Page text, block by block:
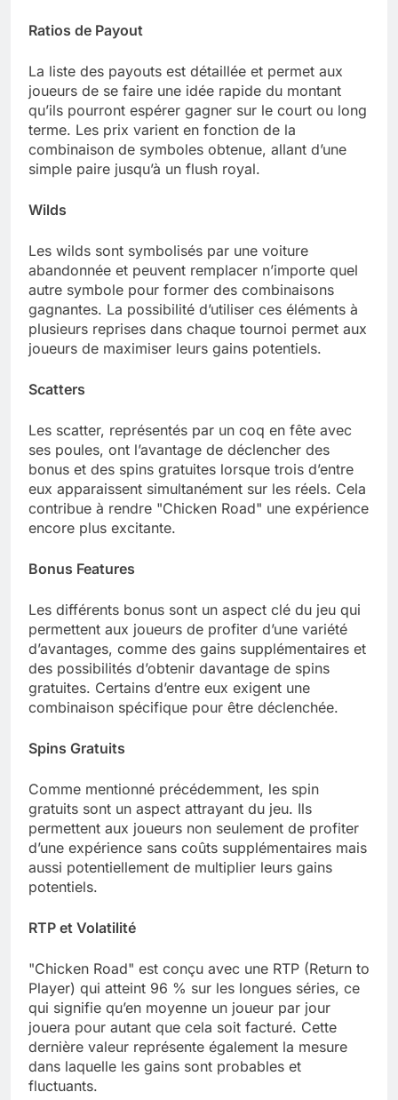
Ratios de Payout
La liste des payouts est détaillée et permet aux
joueurs de se faire une idée rapide du montant
qu’ils pourront espérer gagner sur le court ou long
terme. Les prix varient en fonction de la
combinaison de symboles obtenue, allant d’une
simple paire jusqu’à un flush royal.
Wilds
Les wilds sont symbolisés par une voiture
abandonnée et peuvent remplacer n’importe quel
autre symbole pour former des combinaisons
gagnantes. La possibilité d’utiliser ces éléments à
plusieurs reprises dans chaque tournoi permet aux
joueurs de maximiser leurs gains potentiels.
Scatters
Les scatter, représentés par un coq en fête avec
ses poules, ont l’avantage de déclencher des
bonus et des spins gratuites lorsque trois d’entre
eux apparaissent simultanément sur les réels. Cela
contribue à rendre "Chicken Road" une expérience
encore plus excitante.
Bonus Features
Les différents bonus sont un aspect clé du jeu qui
permettent aux joueurs de profiter d’une variété
d’avantages, comme des gains supplémentaires et
des possibilités d’obtenir davantage de spins
gratuites. Certains d’entre eux exigent une
combinaison spécifique pour être déclenchée.
Spins Gratuits
Comme mentionné précédemment, les spin
gratuits sont un aspect attrayant du jeu. Ils
permettent aux joueurs non seulement de profiter
d’une expérience sans coûts supplémentaires mais
aussi potentiellement de multiplier leurs gains
potentiels.
RTP et Volatilité
"Chicken Road" est conçu avec une RTP (Return to
Player) qui atteint 96 % sur les longues séries, ce
qui signifie qu’en moyenne un joueur par jour
jouera pour autant que cela soit facturé. Cette
dernière valeur représente également la mesure
dans laquelle les gains sont probables et
fluctuants.